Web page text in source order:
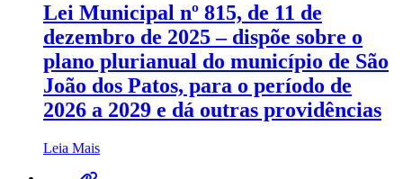
Lei Municipal nº 815, de 11 de
dezembro de 2025 – dispõe sobre o
plano plurianual do município de São
João dos Patos, para o período de
2026 a 2029 e dá outras providências
Leia Mais